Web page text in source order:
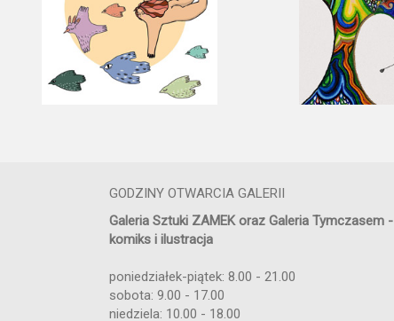
GODZINY OTWARCIA GALERII
Galeria Sztuki ZAMEK oraz Galeria Tymczasem -
komiks i ilustracja
poniedziałek-piątek: 8.00 - 21.00
sobota: 9.00 - 17.00
niedziela: 10.00 - 18.00